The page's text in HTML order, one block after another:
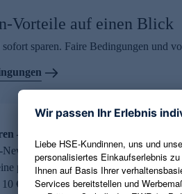
Vorteile auf einen Blick
sparen. Faire Bedingungen und
– 10 € Gutschein erhalten
abonnieren und aktuelle
per E-Mail erhalten. Als Dankeschön
€ Gutschein. Eine Abmeldung ist